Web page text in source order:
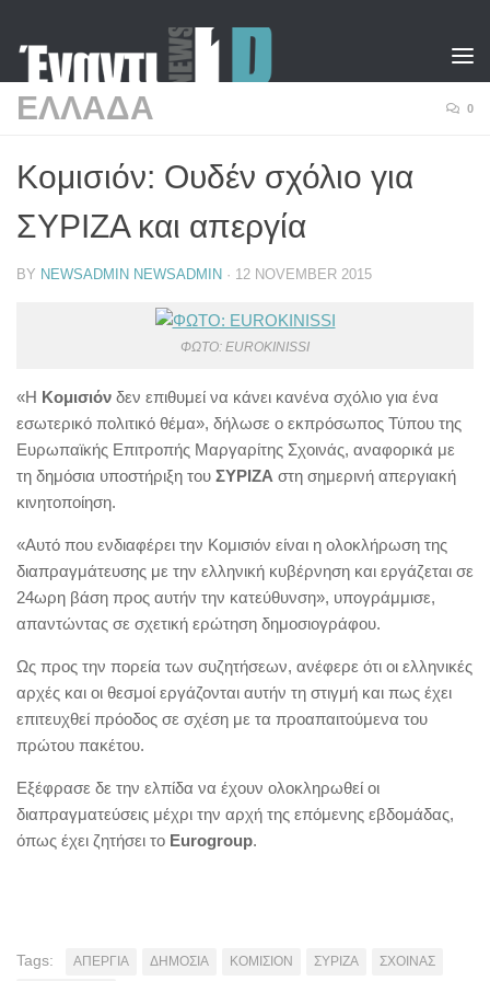
ΕΛΛΑΔΑ 0
Κομισιόν: Ουδέν σχόλιο για
ΣΥΡΙΖΑ και απεργία
BY NEWSADMIN NEWSADMIN · 12 NOVEMBER 2015
ΦΩΤΟ: EUROKINISSI
«Η Κομισιόν δεν επιθυμεί να κάνει κανένα σχόλιο για ένα
εσωτερικό πολιτικό θέμα», δήλωσε ο εκπρόσωπος Τύπου της
Ευρωπαϊκής Επιτροπής Μαργαρίτης Σχοινάς, αναφορικά με
τη δημόσια υποστήριξη του ΣΥΡΙΖΑ στη σημερινή απεργιακή
κινητοποίηση.
«Αυτό που ενδιαφέρει την Κομισιόν είναι η ολοκλήρωση της
διαπραγμάτευσης με την ελληνική κυβέρνηση και εργάζεται σε
24ωρη βάση προς αυτήν την κατεύθυνση», υπογράμμισε,
απαντώντας σε σχετική ερώτηση δημοσιογράφου.
Ως προς την πορεία των συζητήσεων, ανέφερε ότι οι ελληνικές
αρχές και οι θεσμοί εργάζονται αυτήν τη στιγμή και πως έχει
επιτευχθεί πρόοδος σε σχέση με τα προαπαιτούμενα του
πρώτου πακέτου.
Εξέφρασε δε την ελπίδα να έχουν ολοκληρωθεί οι
διαπραγματεύσεις μέχρι την αρχή της επόμενης εβδομάδας,
όπως έχει ζητήσει το Εurogroup.
Tags: ΑΠΕΡΓΙΑ ΔΗΜΟΣΙΑ ΚΟΜΙΣΙΟΝ ΣΥΡΙΖΑ
ΣΧΟΙΝΑΣ